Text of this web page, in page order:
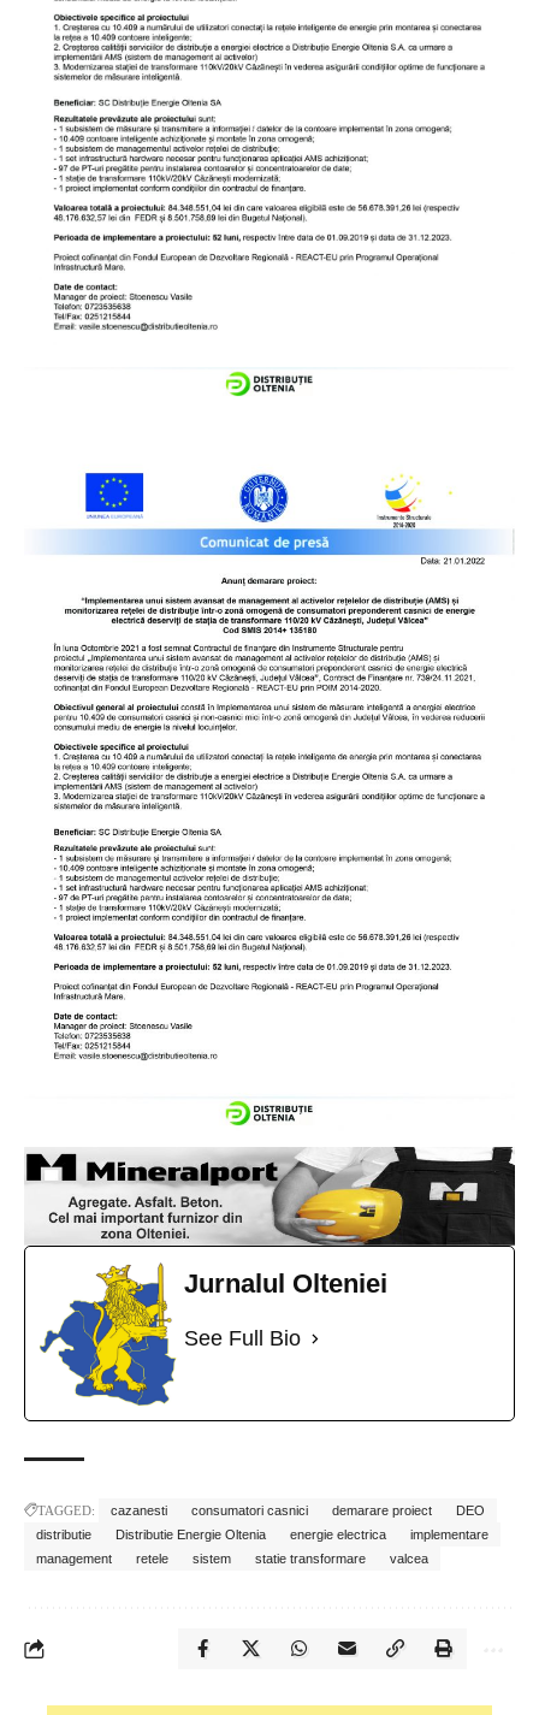
Jurnalul Olteniei
See Full Bio
TAGGED: cazanesti consumatori casnici demarare proiect
DEO
distributie
Distributie Energie Oltenia energie electrica
implementare
management
retele sistem statie transformare valcea